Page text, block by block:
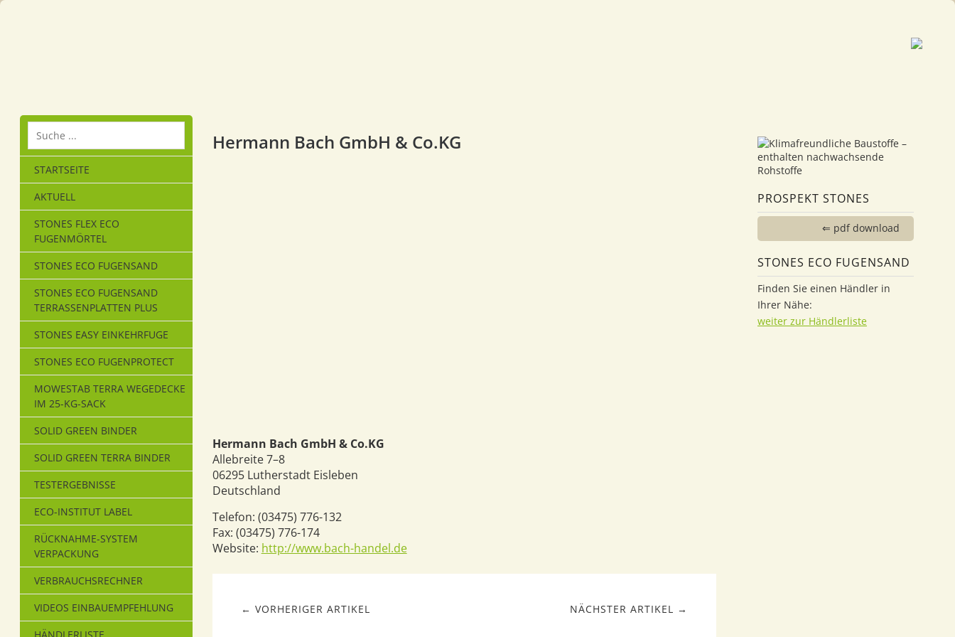
STARTSEITE
AKTUELL
STONES FLEX ECO
FUGENMÖRTEL
STONES ECO FUGENSAND
STONES ECO FUGENSAND
TERRASSENPLATTEN PLUS
STONES EASY EINKEHRFUGE
STONES ECO FUGENPROTECT
MOWESTAB TERRA WEGEDECKE
IM 25-KG-SACK
SOLID GREEN BINDER
SOLID GREEN TERRA BINDER
TESTERGEBNISSE
ECO-INSTITUT LABEL
RÜCKNAHME-SYSTEM
VERPACKUNG
VERBRAUCHSRECHNER
VIDEOS EINBAUEMPFEHLUNG
Hermann Bach GmbH & Co.KG
Hermann Bach GmbH & Co.KG
Allebreite 7–8
06295 Lutherstadt Eisleben
Deutschland
Telefon: (03475) 776-132
Fax: (03475) 776-174
Website: http://www.bach-handel.de
NÄCHSTER ARTIKEL →
← VORHERIGER ARTIKEL
PROSPEKT STONES
⇐ pdf download
STONES ECO FUGENSAND
Finden Sie einen Händler in
Ihrer Nähe:
weiter zur Händlerliste